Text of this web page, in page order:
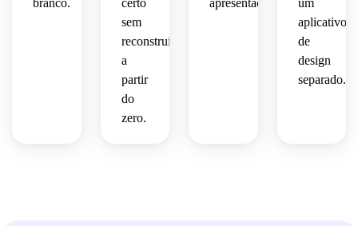
branco.
certo
sem
reconstruir
a
partir
do
zero.
apresentação.
um
aplicativo
de
design
separado.